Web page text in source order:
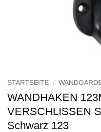
STARTSEITE /
WANDHAKEN
VERSCHLISSEN
Schwarz 123